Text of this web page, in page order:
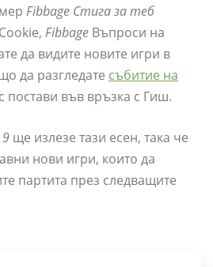
Fibbage Стига за теб
Fibbage Въпроси на
да видите новите игри в
да разгледате събитие на
постави във връзка с Гиш.
9 ще излезе тази есен, така че
нови игри, които да
партита през следващите